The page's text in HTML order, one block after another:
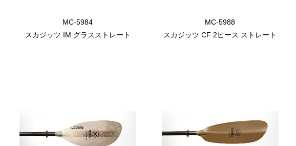
MC-5984
スカジッツ IM グラスストレート
MC-5988
スカジッツ CF 2ピース ストレート